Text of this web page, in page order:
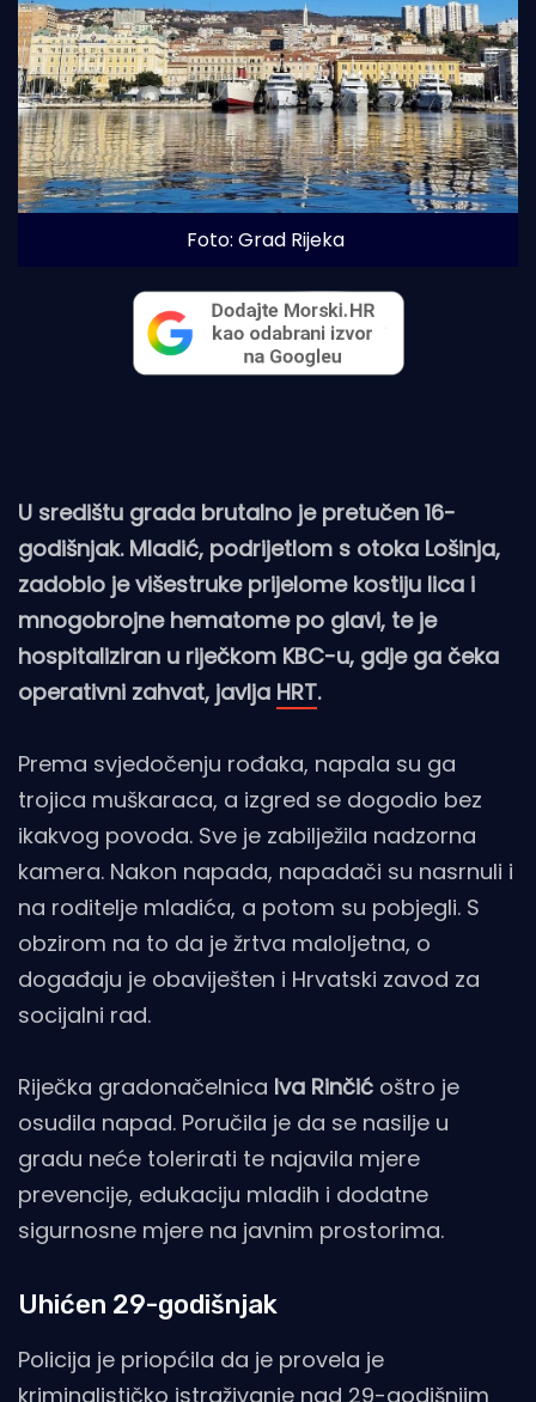
Foto: Grad Rijeka
U središtu grada brutalno je pretučen 16-
godišnjak. Mladić, podrijetlom s otoka Lošinja,
zadobio je višestruke prijelome kostiju lica i
mnogobrojne hematome po glavi, te je
hospitaliziran u riječkom KBC-u, gdje ga čeka
operativni zahvat, javlja HRT.
Prema svjedočenju rođaka, napala su ga
trojica muškaraca, a izgred se dogodio bez
ikakvog povoda. Sve je zabilježila nadzorna
kamera. Nakon napada, napadači su nasrnuli i
na roditelje mladića, a potom su pobjegli. S
obzirom na to da je žrtva maloljetna, o
događaju je obaviješten i Hrvatski zavod za
socijalni rad.
Riječka gradonačelnica Iva Rinčić oštro je
osudila napad. Poručila je da se nasilje u
gradu neće tolerirati te najavila mjere
prevencije, edukaciju mladih i dodatne
sigurnosne mjere na javnim prostorima.
Uhićen 29-godišnjak
Policija je priopćila da je provela je
kriminalističko istraživanje nad 29-godišnjim